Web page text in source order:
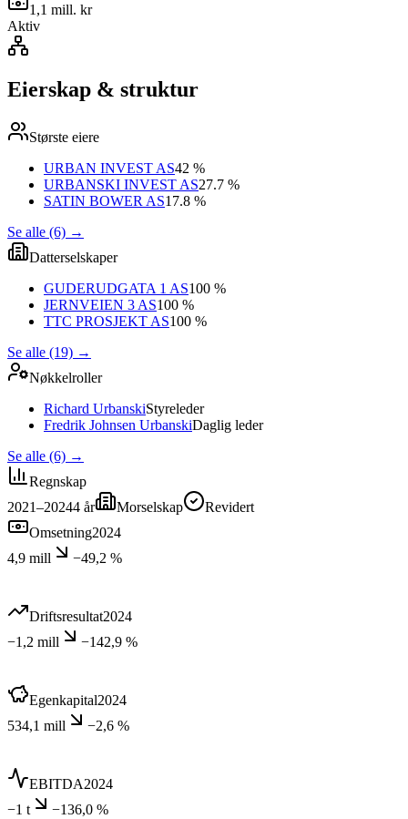
1,1 mill. kr
Aktiv
Eierskap & struktur
Største eiere
URBAN INVEST AS42 %
URBANSKI INVEST AS27.7 %
SATIN BOWER AS17.8 %
Se alle (6) →
Datterselskaper
GUDERUDGATA 1 AS100 %
JERNVEIEN 3 AS100 %
TTC PROSJEKT AS100 %
Se alle (19) →
Nøkkelroller
Richard UrbanskiStyreleder
Fredrik Johnsen UrbanskiDaglig leder
Se alle (6) →
Regnskap
2021–20244 år Morselskap
Revidert
Omsetning2024
4,9 mill
−49,2 %
Driftsresultat2024
−1,2 mill
−142,9 %
Egenkapital2024
534,1 mill
−2,6 %
EBITDA2024
−1 t
−136,0 %